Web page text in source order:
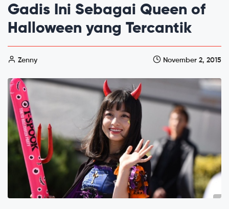
Gadis Ini Sebagai Queen of
Halloween yang Tercantik
Zenny November 2, 2015